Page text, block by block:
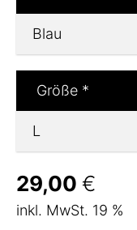
Größe *
29,00 €
inkl. MwSt. 19 %